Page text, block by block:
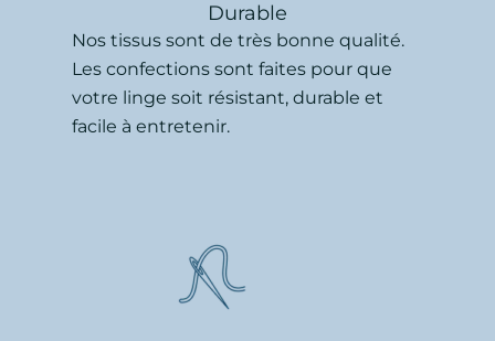
Durable
Nos tissus sont de très bonne qualité.
Les confections sont faites pour que
votre linge soit résistant, durable et
facile à entretenir.